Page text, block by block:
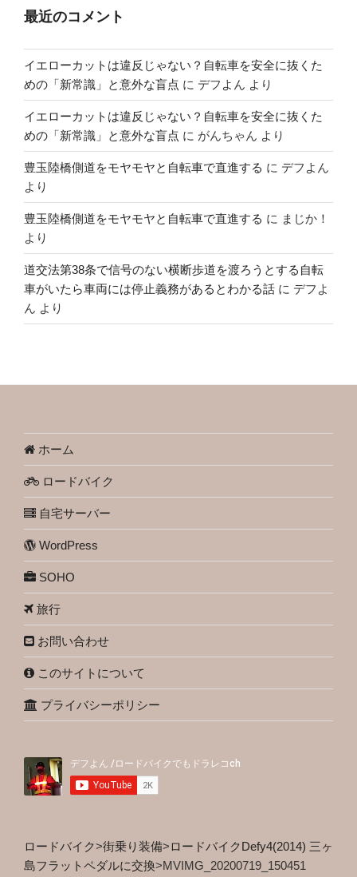
最近のコメント
イエローカットは違反じゃない？自転車を安全に抜くた
めの「新常識」と意外な盲点 に デフよん より
イエローカットは違反じゃない？自転車を安全に抜くた
めの「新常識」と意外な盲点 に がんちゃん より
豊玉陸橋側道をモヤモヤと自転車で直進する に デフよん
より
豊玉陸橋側道をモヤモヤと自転車で直進する に まじか！
より
道交法第38条で信号のない横断歩道を渡ろうとする自転
車がいたら車両には停止義務があるとわかる話 に デフよ
ん より
ホーム
ロードバイク
自宅サーバー
WordPress
SOHO
旅行
お問い合わせ
このサイトについて
プライバシーポリシー
ロードバイク>街乗り装備>ロードバイクDefy4(2014) 三ヶ
島フラットペダルに交換>MVIMG_20200719_150451